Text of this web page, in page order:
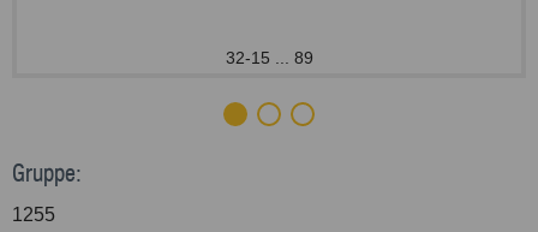
32-15 ... 89
Gruppe:
1255